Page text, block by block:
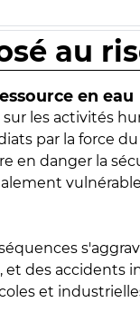
au
en eau
les activités
par la force
en danger la
des accidents
et